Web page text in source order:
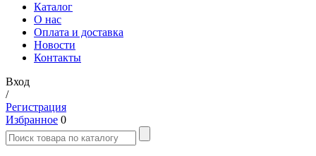
Каталог
О нас
Оплата и доставка
Новости
Контакты
Вход
/
Регистрация
Избранное 0